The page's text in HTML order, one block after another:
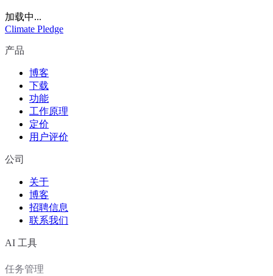
加载中...
Climate Pledge
产品
博客
下载
功能
工作原理
定价
用户评价
公司
关于
博客
招聘信息
联系我们
AI 工具
任务管理